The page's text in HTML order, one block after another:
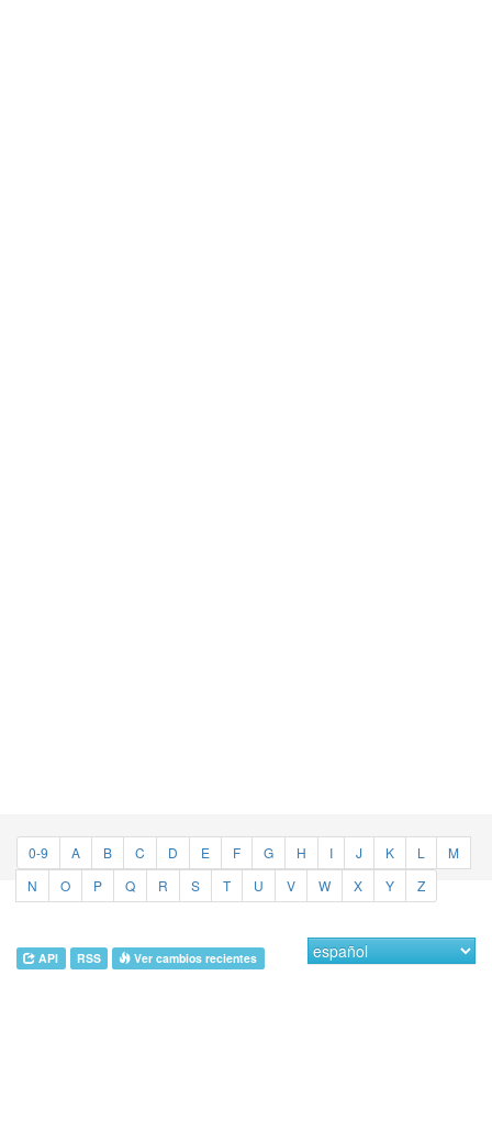
0-9 A B C D E F G H I J K L
M
N
O P Q R S T U V W X Y Z
API RSS Ver cambios recientes